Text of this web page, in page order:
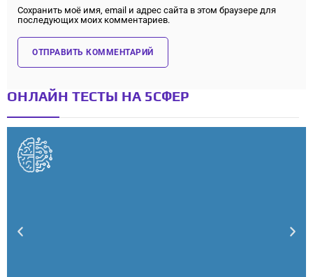
Сохранить моё имя, email и адрес сайта в этом браузере для
последующих моих комментариев.
ОНЛАЙН ТЕСТЫ НА 5СФЕР